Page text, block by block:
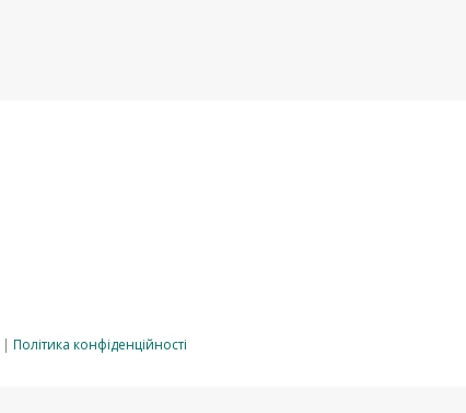
Політика конфіденційності